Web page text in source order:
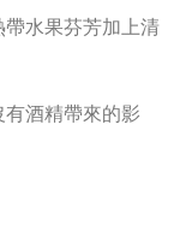
水果芬芳加上清
酒精帶來的影